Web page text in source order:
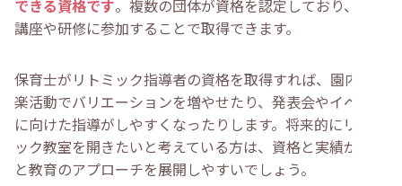
できる資格です。複数の団体が資格を認定しており、養成
講座や研修に参加することで取得できます。
保育士がリトミック指導者の資格を取得すれば、園内の音
楽活動でバリエーションを増やせたり、発表会やイベント
に向けた指導がしやすくなったりします。将来的にリトミ
ック教室を開きたいと考えている方は、資格と実績がある
と教育のアプローチを展開しやすいでしょう。